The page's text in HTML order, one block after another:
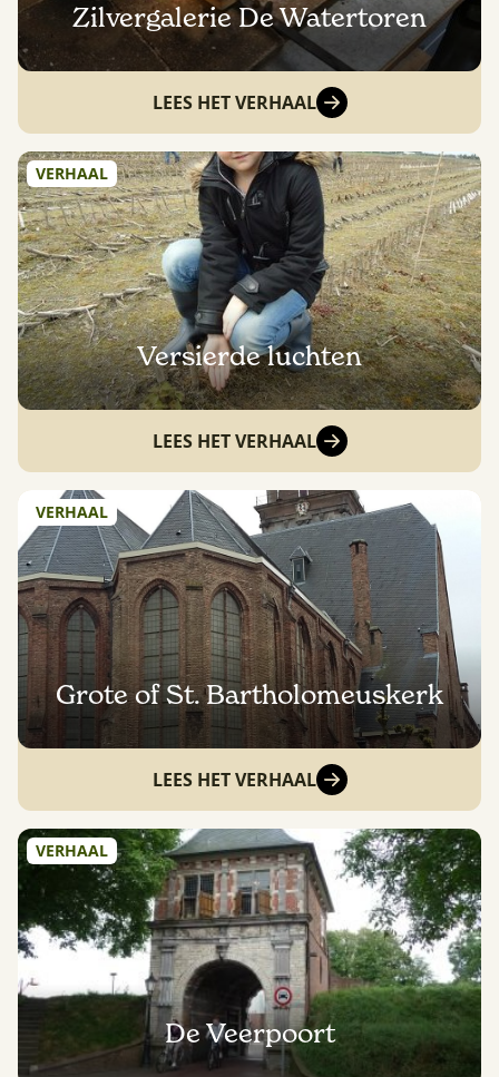
Zilvergalerie De Watertoren
LEES HET VERHAAL
VERHAAL
Versierde luchten
LEES HET VERHAAL
VERHAAL
Grote of St. Bartholomeuskerk
LEES HET VERHAAL
VERHAAL
De Veerpoort